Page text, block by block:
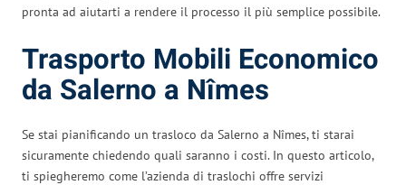
pronta ad aiutarti a rendere il processo il più semplice possibile.
Trasporto Mobili Economico
da Salerno a Nîmes
Se stai pianificando un trasloco da Salerno a Nîmes, ti starai
sicuramente chiedendo quali saranno i costi. In questo articolo,
ti spiegheremo come l’azienda di traslochi offre servizi